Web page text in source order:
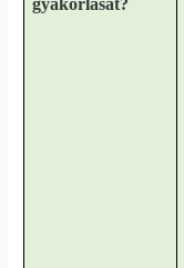
gyakorlását?